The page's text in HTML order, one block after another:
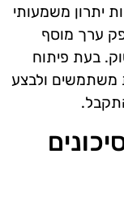
יתרון משמעותי
ערך מוסף
בעת פיתוח
משתמשים ולבצע